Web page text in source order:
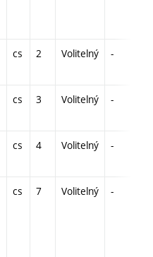
cs 2 Volitelný -
cs 3 Volitelný -
cs 4 Volitelný -
cs 7 Volitelný -